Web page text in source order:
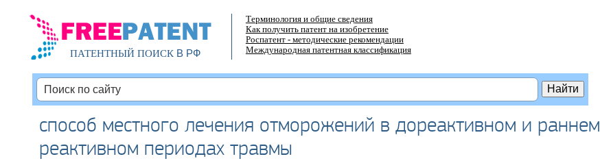
ПАТЕНТНЫЙ ПОИСКВ РФ
Терминология и общие сведения
Как получить патент на изобретение
Роспатент - методические рекомендации
Международная патентная классификация
способ местного лечения отморожений в дореактивном и раннем
реактивном периодах травмы